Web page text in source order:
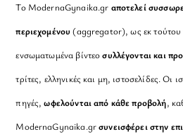
Το ModernaGynaika.gr αποτελεί
περιεχομένου (aggregator), ως εκ τούτου
ενσωματωμένα βίντεοσυλλέγονται και
τρίτες, ελληνικές και μη, ιστοσελίδες. Οι
πηγές,ωφελούνται από κάθε προβολή,
ModernaGynaika.grσυνεισφέρει στην